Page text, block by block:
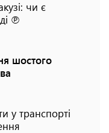
чи є
℗
шостого
у транспорті